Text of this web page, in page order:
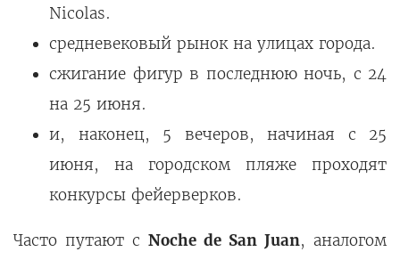
Nicolas.
средневековый рынок на улицах города.
сжигание фигур в последнюю ночь, с 24
на 25 июня.
и, наконец, 5 вечеров, начиная с 25
июня, на городском пляже проходят
конкурсы фейерверков.
Часто путают с Noche de San Juan, аналогом